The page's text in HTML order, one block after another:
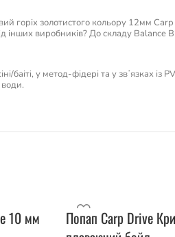
горіх золотистого кольору 12мм
інших виробників? До складу Balance
баіті, у метод-фідері та у звʼязках
10 мм
Попап Carp Drive